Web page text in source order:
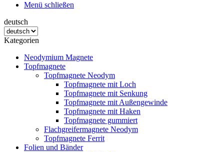
Menü schließen
deutsch
Kategorien
Neodymium Magnete
Topfmagnete
Topfmagnete Neodym
Topfmagnete mit Loch
Topfmagnete mit Senkung
Topfmagnete mit Außengewinde
Topfmagnete mit Haken
Topfmagnete gummiert
Flachgreifermagnete Neodym
Topfmagnete Ferrit
Folien und Bänder